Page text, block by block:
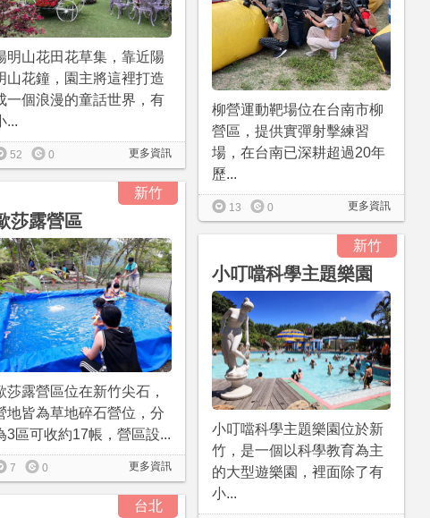
明山花田花草集，靠近陽
山花鐘，園主將這裡打造
一個浪漫的童話世界，有
...
更多資訊
52 0
柳營運動靶場位在台南市柳
營區，提供實彈射擊練習
場，在台南已深耕超過20年
歷...
更多資訊
13 0
新竹
莎露營區
莎露營區位在新竹尖石，
地皆為草地碎石營位，分
3區可收約17帳，營區設...
更多資訊
7 0
新竹
小叮噹科學主題樂園
小叮噹科學主題樂園位於新
竹，是一個以科學教育為主
的大型遊樂園，裡面除了有
小...
台北